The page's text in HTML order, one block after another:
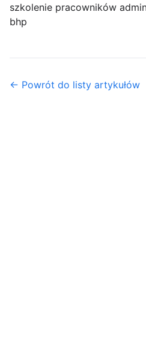
szkolenie pracowników
bhp
← Powrót do listy artykułów